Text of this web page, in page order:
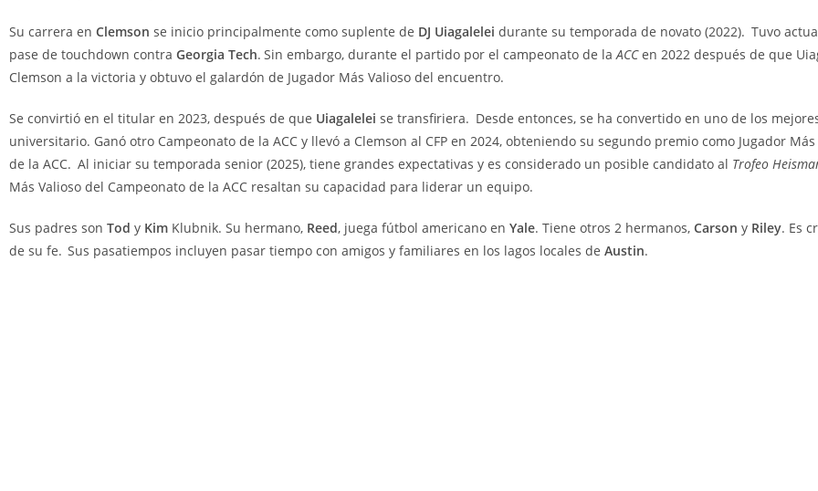
Su carrera en Clemson se inicio principalmente como suplente de DJ Uiagalelei durante su temporada de novato (2022). Tuvo
pase de touchdown contra Georgia Tech. Sin embargo, durante el partido por el campeonato de la ACCen 2022 después de que
Clemson a la victoria y obtuvo el galardón de Jugador Más Valioso del encuentro.
Se convirtió en el titular en 2023, después de que Uiagalelei se transfiriera. Desde entonces, se ha convertido en uno de los
universitario. Ganó otro Campeonato de la ACC y llevó a Clemson al CFP en 2024, obteniendo su segundo premio como Jugador
de la ACC. Al iniciar su temporada senior (2025), tiene grandes expectativas y es considerado un posible candidato al Trofeo
Más Valioso del Campeonato de la ACC resaltan su capacidad para liderar un equipo.
Sus padres son Tod y Kim Klubnik. Su hermano, Reed, juega fútbol americano en Yale. Tiene otros 2 hermanos, Carson y Riley. Es
de su fe. Sus pasatiempos incluyen pasar tiempo con amigos y familiares en los lagos locales de Austin.